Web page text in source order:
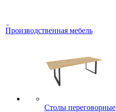
Производственная мебель
Столы переговорные